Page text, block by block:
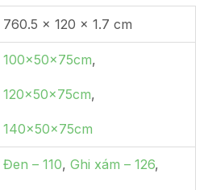
760.5 × 120 × 1.7 cm
100x50x75cm,
120x50x75cm,
140x50x75cm
Đen – 110, Ghi xám – 126,